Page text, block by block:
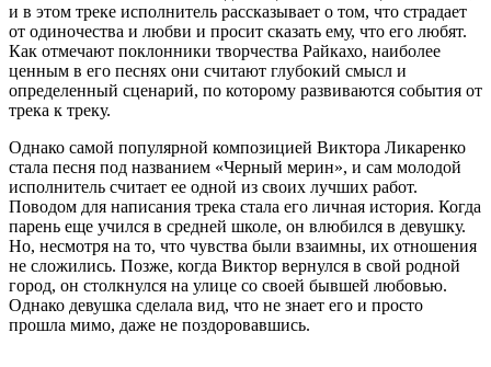
и в этом треке исполнитель рассказывает о том, что страдает
от одиночества и любви и просит сказать ему, что его любят.
Как отмечают поклонники творчества Райкахо, наиболее
ценным в его песнях они считают глубокий смысл и
определенный сценарий, по которому развиваются события от
трека к треку.
Однако самой популярной композицией Виктора Ликаренко
стала песня под названием «Черный мерин», и сам молодой
исполнитель считает ее одной из своих лучших работ.
Поводом для написания трека стала его личная история. Когда
парень еще учился в средней школе, он влюбился в девушку.
Но, несмотря на то, что чувства были взаимны, их отношения
не сложились. Позже, когда Виктор вернулся в свой родной
город, он столкнулся на улице со своей бывшей любовью.
Однако девушка сделала вид, что не знает его и просто
прошла мимо, даже не поздоровавшись.